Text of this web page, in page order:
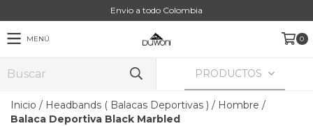
Envio a todo Colombia
MENÚ 0
PRODUCTOS
Inicio / Headbands ( Balacas Deportivas ) / Hombre /
Balaca Deportiva Black Marbled